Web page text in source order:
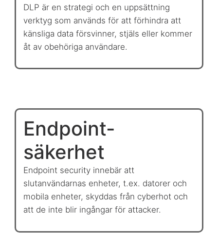
DLP är en strategi och en uppsättning
verktyg som används för att förhindra att
känsliga data försvinner, stjäls eller kommer
åt av obehöriga användare.
Endpoint-
säkerhet
Endpoint security innebär att
slutanvändarnas enheter, t.ex. datorer och
mobila enheter, skyddas från cyberhot och
att de inte blir ingångar för attacker.